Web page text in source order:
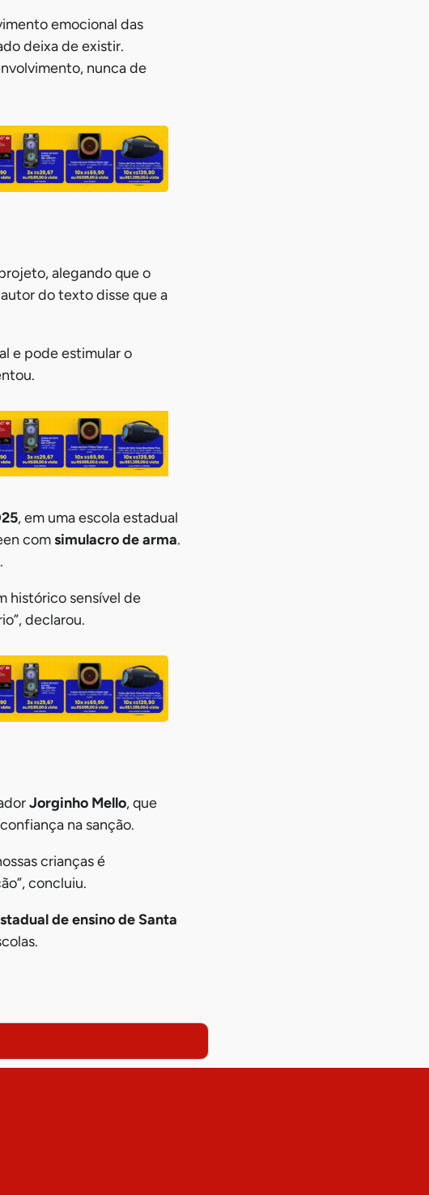
emocional das
deixa de existir.
nunca de
alegando que o
do texto disse que a
e pode estimular o
, em uma escola estadual
comsimulacro de arma.
histórico sensível de
declarou.
Jorginho Mello, que
na sanção.
crianças é
concluiu.
de ensino de Santa